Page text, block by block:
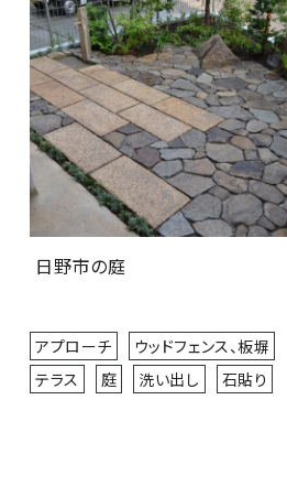
日野市の庭
アプローチ
ウッドフェンス、板塀
テラス
庭 洗い出し 石貼り